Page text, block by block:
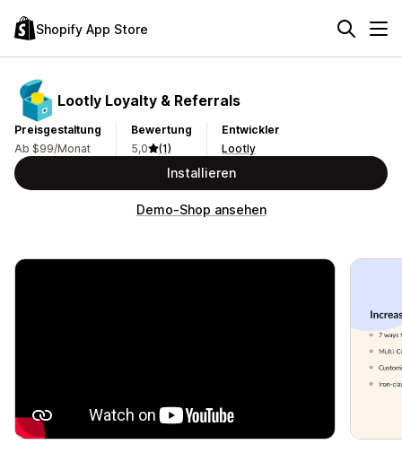
Shopify App Store
Lootly Loyalty & Referrals
Preisgestaltung
Ab $99/Monat
Bewertung
5,0
(1)
Entwickler
Lootly
Installieren
Demo-Shop ansehen